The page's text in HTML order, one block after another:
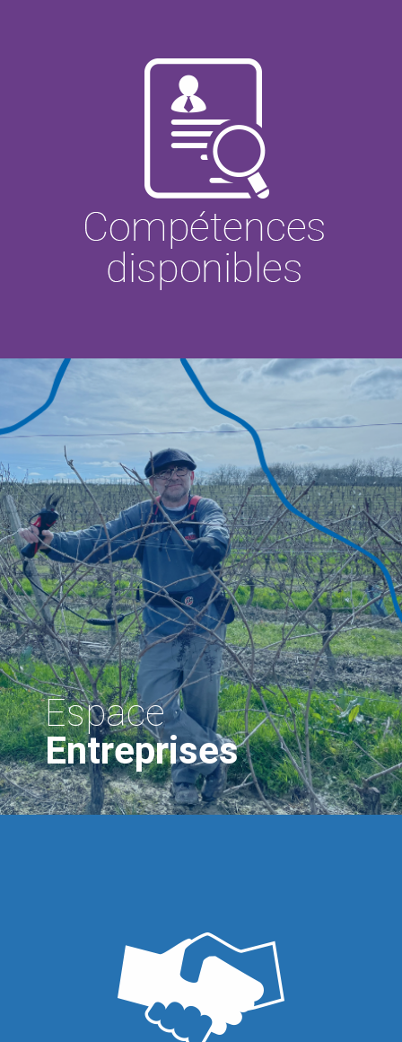
Espace
Entreprises